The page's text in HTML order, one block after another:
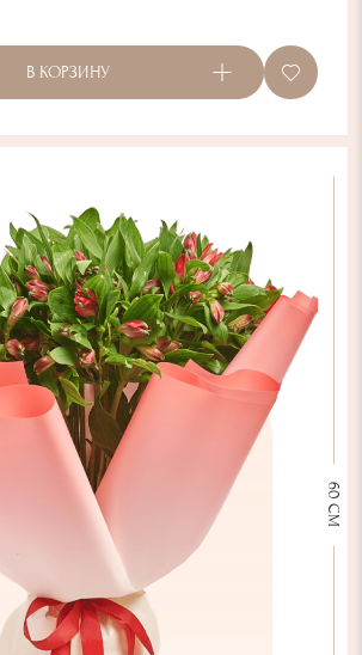
В КОРЗИНУ
60 СМ